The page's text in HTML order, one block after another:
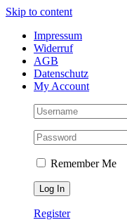
Skip to content
Impressum
Widerruf
AGB
Datenschutz
My Account
Remember Me
Register